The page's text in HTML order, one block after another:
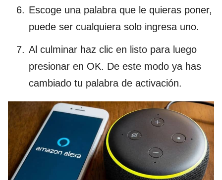
Escoge una palabra que le quieras poner,
puede ser cualquiera solo ingresa uno.
Al culminar haz clic en listo para luego
presionar en OK. De este modo ya has
cambiado tu palabra de activación.